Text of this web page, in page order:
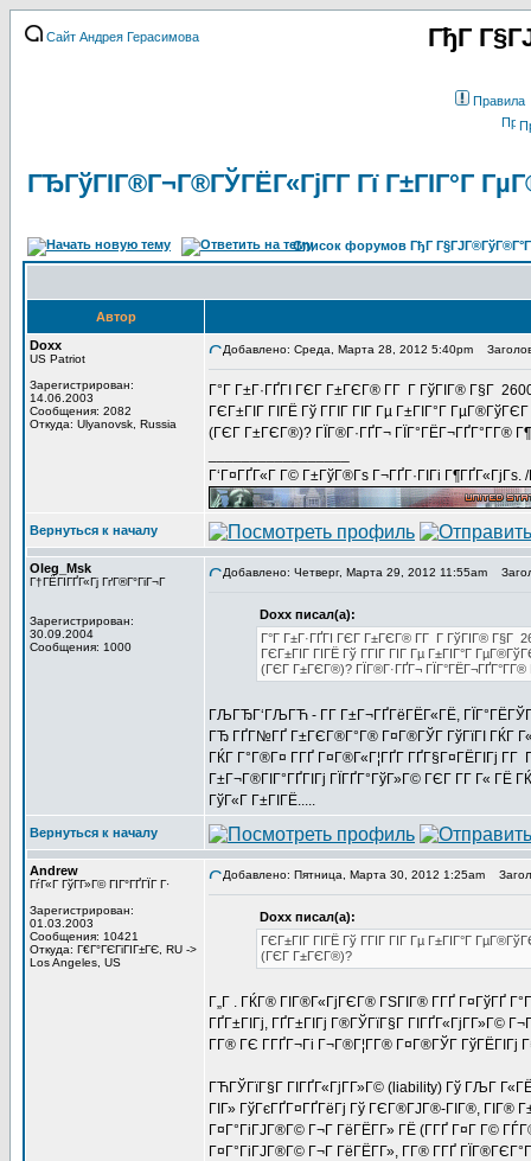
Сайт Андрея Герасимова ГђГ
Правила
ГЂГўГІГ®Г¬Г®ГЎГЁГ«ГјГ­Г Гї Г±ГІГ°Г
Список форумов ГђГ
Автор
Doxx
US Patriot
Зарегистрирован:
14.06.2003
Сообщения: 2082
Откуда: Ulyanovsk, Russia
Добавлено: Среда, Марта 28, 2012 5:40pm
Г°Г Г±Г·ГҐГІ ГЄГ Г±ГЄГ® Г­Г Г ГўГІГ® Г§Г
ГЄГ±ГІГ ГІГЁ Гў ГГІГ ГІГ Гµ Г±ГІГ°Г
(ГЄГ Г±ГЄГ®)? ГЇГ®Г·ГҐГ¬ ГЇГ°ГЁГ¬ГҐГ°Г­Г®
Г‘Г¤ГҐГ«Г Г© Г±ГўГ®Гѕ Г¬ГҐГ·ГІГі Г¶ГҐГ«ГјГѕ.
Вернуться к началу
Oleg_Msk
Г†ГЁГІГҐГ«Гј ГґГ®Г°ГіГ¬Г
Зарегистрирован:
30.09.2004
Сообщения: 1000
Добавлено: Четверг, Марта 29, 2012 11:55am
Doxx писал(а):
Г°Г Г±Г·ГҐГІ ГЄГ Г±ГЄГ® Г­Г Г ГўГІГ® Г§Г
ГЄГ±ГІГ ГІГЁ Гў ГГІГ ГІГ Гµ Г±ГІГ°Г
(ГЄГ Г±ГЄГ®)? ГЇГ®Г·ГҐГ¬ ГЇГ°ГЁГ¬ГҐГ°Г­Г®
ГЉГЂГ‘ГЉГЋ - Г­Г Г±Г¬ГҐГёГЁГ«ГЁ, ГЇГ°ГЁГЎГ
ГЂ ГҐГ№ГҐ Г±ГЄГ®Г°Г® Г¤Г®ГЎГ ГўГїГІ ГЌГ
ГЌГ Г°Г®Г¤ Г­ГҐ Г¤Г®Г«Г¦ГҐГ­ ГҐГ§Г¤ГЁГІГј
Г±Г¬Г®ГІГ°ГҐГІГј ГЇГҐГ°ГўГ»Г© ГЄГ Г­Г Г« ГЁ
ГўГ«Г Г±ГІГЁ.....
Вернуться к началу
Andrew
ГѓГ«Г ГўГ­Г»Г© ГІГ°ГҐГЇГ Г·
Зарегистрирован:
01.03.2003
Сообщения: 10421
Откуда: Г€Г°ГЄГіГІГ±ГЄ, RU ->
Los Angeles, US
Добавлено: Пятница, Марта 30, 2012 1:25am
Doxx писал(а):
ГЄГ±ГІГ ГІГЁ Гў ГГІГ ГІГ Гµ Г±ГІГ°Г
(ГЄГ Г±ГЄГ®)?
Г„Г . ГЌГ® ГІГ®Г«ГјГЄГ® ГЅГІГ® Г­ГҐ Г¤ГўГҐ
ГҐГ±ГІГј, ГҐГ±ГІГј Г®ГЎГїГ§Г ГІГҐГ«ГјГ­Г»Г©
Г­Г® ГЄ Г­ГҐГ¬Гі Г¬Г®Г¦Г­Г® Г¤Г®ГЎГ ГўГЁГІГј
ГЋГЎГїГ§Г ГІГҐГ«ГјГ­Г»Г© (liability) Гў ГЉГ
ГІГ» ГўГєГҐГ¤ГҐГёГј Гў ГЄГ®ГЈГ®-ГІГ®, ГІГ®
Г¤Г°ГіГЈГ®Г© Г¬Г ГёГЁГ­Г» ГЁ (Г­ГҐ Г¤Г Г©
Г¤Г°ГіГЈГ®Г© Г¬Г ГёГЁГ­Г», Г­Г® Г­ГҐ